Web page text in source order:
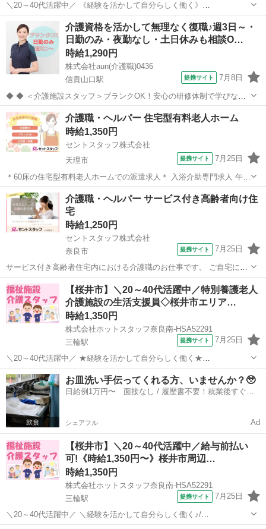
＼20～40代活躍中／ 《経験を活かして自分らしく働く》
┏━━━━━━━━━━━━━━┓ お仕事内容
━━━━━━━━━━━━━━┛ 老人ホームなどの施設で、 利用者様
の毎日を支える介護のお仕事です。 ◆ 1.お...
三輪駅 介護
介護資格を活かして無理なく復職♪週3日～・
日勤のみ・夜勤なし・土日休みも相談O…
時給1,290円
株式会社aun(介護職)0436
信貴山口駅
提携サイト 7月8日
◆ ◆ ＜介護施設スタッフ＞ブランクOK！安心の研修体制で学びなが
ら働こう♪ 先輩たちはみんな、優しくあたたかい雰囲気です! 業務中は
しっかりフォローするので、安心してください。 介護スタッフとして
好スタート切りませんか...
奈良 生駒郡 信貴山口駅 介護
介護職・ヘルパー 住宅型有料老人ホーム
時給1,350円
セントスタッフ株式会社
天理市
提携サイト 7月25日
＊60床の住宅型有料老人ホームでの派遣求人＊ 入浴介助専門求人 午前
2～3名、午後2～3名の対応をお願いします その他片付け業務、記録業
務をお願いします ＊おすすめポイント＊ ・訪問介護形式のお仕事
個別ケアで対応できま...
奈良 天理市 介護
介護職・ヘルパー サービス付き高齢者向け住
宅
時給1,250円
セントスタッフ株式会社
奈良市
提携サイト 7月25日
サービス付き高齢者住宅内における介護職のお仕事です。 ご自宅に訪
問して、訪問介護と同じ1対1のサービスを提供します。 令和3年9月に
オープンなので比較的介護度も軽い方が多く入居されています。 【主
な業務内容】 ・入浴介助や...
奈良 奈良市 介護
【桜井市】＼20～40代活躍中／特別養護老人
介護施設の生活支援員◇桜井市エリア…
時給1,350円
株式会社ホットスタッフ奈良南-HSA52291
三輪駅
提携サイト 7月25日
＼20～40代活躍中／ ★経験を活かして自分らしく働く★
◆◆◆◆◆◆◆◆◆◆◆◆◆◆◆ 【 仕事内容 】
◆◆◆◆◆◆◆◆◆◆◆◆◆◆◆ 老人ホームなどの施設で、 利用者様
の毎日を支える介護のお仕事です。 → お食...
奈良 桜井市 三輪駅 介護
お皿洗い手伝ってくれる方、いませんか？🥹
日給例1万円〜 面接なし / 履歴書不要！就業後すぐに
シェアフル Ad
【桜井市】＼20～40代活躍中／給与前払い
可!《時給1,350円〜》桜井市周辺…
時給1,350円
株式会社ホットスタッフ奈良南-HSA52291
三輪駅
提携サイト 7月25日
＼20～40代活躍中／ ＼経験を活かして自分らしく働く♪/
────────────────── 《 お仕事の詳細 》